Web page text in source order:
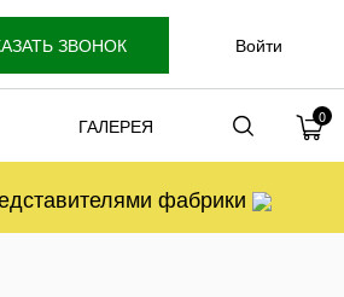
ЗВОНОК Войти
ГАЛЕРЕЯ 0
фабрики